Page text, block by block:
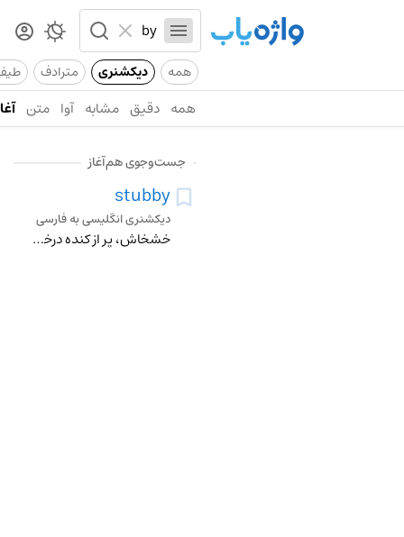
همه دیکشنری مترادف
همه دقیق مشابه آوا متن
جست‌وجوی هم‌آغاز
stubby
دیکشنری انگلیسی به فارسی
خشخاش، پر از کنده درخت، سیخ سیخ، زبر، ریشه دار